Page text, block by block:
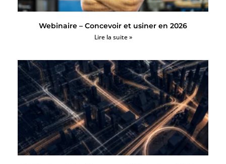
Webinaire – Concevoir et usiner en 2026
Lire la suite »